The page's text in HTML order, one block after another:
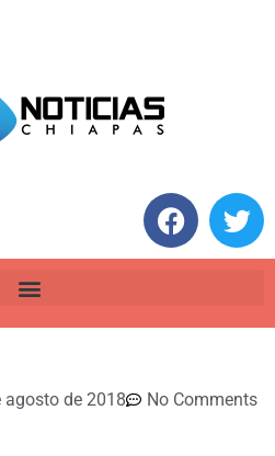
agosto de 2018
No Comments